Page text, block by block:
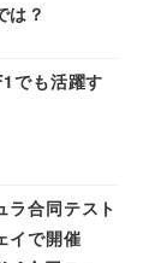
は？
でも活躍す
ラ合同テスト
イで開催